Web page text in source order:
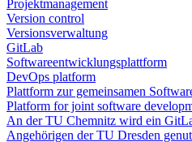
Projektmanagement
Version control
Versionsverwaltung
GitLab
Softwareentwicklungsplattform
DevOps platform
Plattform zur gemeinsamen
Platform for joint software
An der TU Chemnitz wird ein
Angehörigen der TU Dresden